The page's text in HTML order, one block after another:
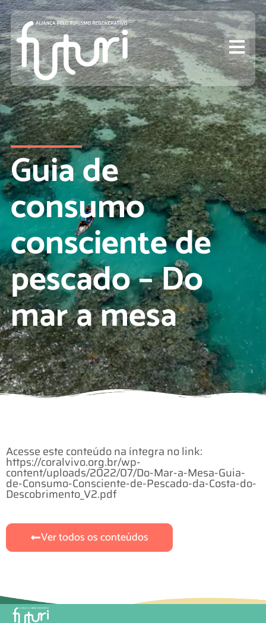
Guia de
consumo
consciente de
pescado – Do
mar a mesa
Acesse este conteúdo na íntegra no link:
https://coralvivo.org.br/wp-
content/uploads/2022/07/Do-Mar-a-Mesa-Guia-
de-Consumo-Consciente-de-Pescado-da-Costa-do-
Descobrimento_V2.pdf
Ver todos os conteúdos